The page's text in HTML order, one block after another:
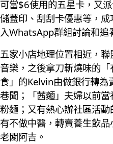
可當$6使用的五星卡，又
儲蓋印、刮刮卡優惠等，
入WhatsApp群組討論和追
五家小店地理位置相近，
音樂，之後拿刀斬燒味的
食」的Kelvin由做銀行轉為
巷聞；「茜麵」夫婦以前
粉麵；又有熱心辦社區活動
有不做中醫，轉賣養生飲品
老闆阿吉。